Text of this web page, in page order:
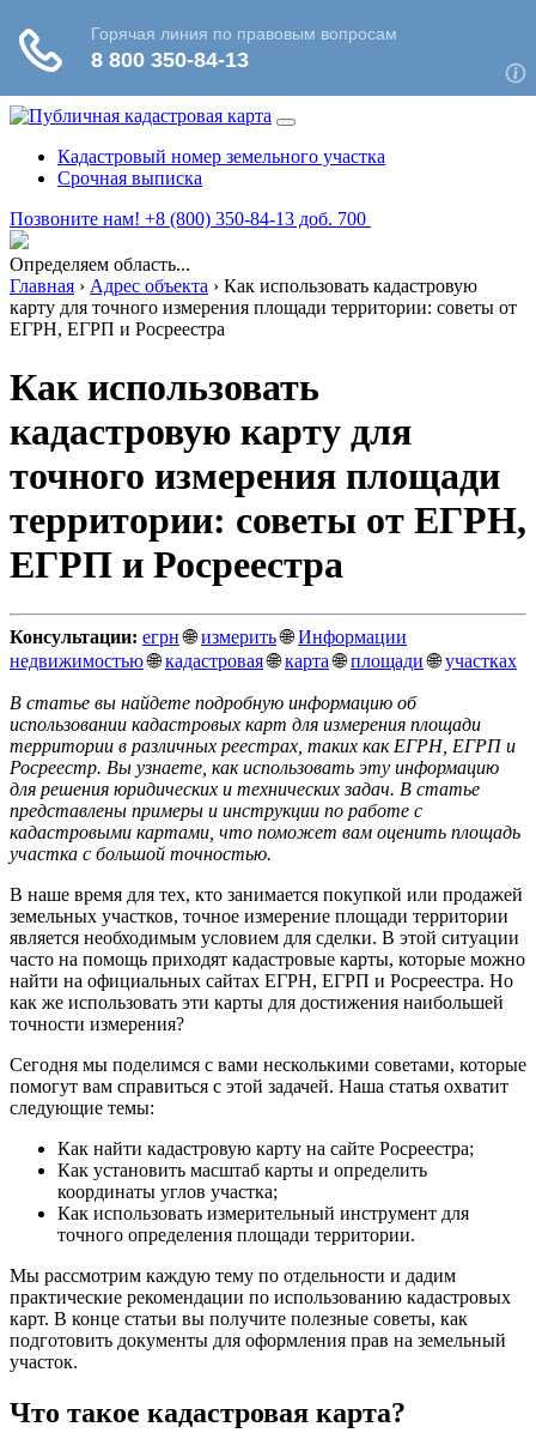
Кадастровый номер земельного участка
Срочная выписка
Позвоните нам! +8 (800) 350-84-13 доб. 700
Определяем область...
Главная › Адрес объекта › Как использовать кадастровую
карту для точного измерения площади территории: советы от
ЕГРН, ЕГРП и Росреестра
Как использовать
кадастровую карту для
точного измерения площади
территории: советы от ЕГРН,
ЕГРП и Росреестра
Консультации: егрн🌐измерить🌐Информации
недвижимостью🌐кадастровая🌐карта🌐площади🌐участках
В статье вы найдете подробную информацию об
использовании кадастровых карт для измерения площади
территории в различных реестрах, таких как ЕГРН, ЕГРП и
Росреестр. Вы узнаете, как использовать эту информацию
для решения юридических и технических задач. В статье
представлены примеры и инструкции по работе с
кадастровыми картами, что поможет вам оценить площадь
участка с большой точностью.
В наше время для тех, кто занимается покупкой или продажей
земельных участков, точное измерение площади территории
является необходимым условием для сделки. В этой ситуации
часто на помощь приходят кадастровые карты, которые можно
найти на официальных сайтах ЕГРН, ЕГРП и Росреестра. Но
как же использовать эти карты для достижения наибольшей
точности измерения?
Сегодня мы поделимся с вами несколькими советами, которые
помогут вам справиться с этой задачей. Наша статья охватит
следующие темы:
Как найти кадастровую карту на сайте Росреестра;
Как установить масштаб карты и определить
координаты углов участка;
Как использовать измерительный инструмент для
точного определения площади территории.
Мы рассмотрим каждую тему по отдельности и дадим
практические рекомендации по использованию кадастровых
карт. В конце статьи вы получите полезные советы, как
подготовить документы для оформления прав на земельный
участок.
Что такое кадастровая карта?